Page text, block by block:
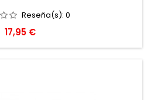
Reseña(s): 0
Precio
17,95 €